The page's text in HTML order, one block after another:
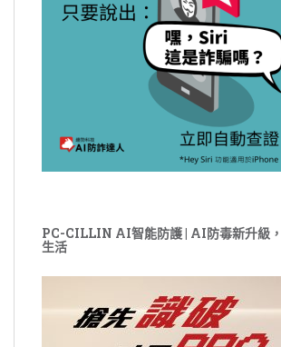
PC-CILLIN AI智能防護 | AI防毒新升級
生活